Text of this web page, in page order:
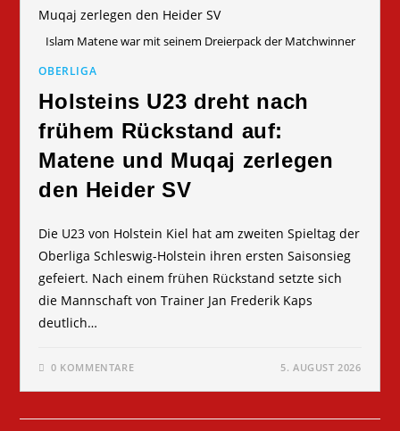
Islam Matene war mit seinem Dreierpack der Matchwinner
OBERLIGA
Holsteins U23 dreht nach
frühem Rückstand auf:
Matene und Muqaj zerlegen
den Heider SV
Die U23 von Holstein Kiel hat am zweiten Spieltag der
Oberliga Schleswig-Holstein ihren ersten Saisonsieg
gefeiert. Nach einem frühen Rückstand setzte sich
die Mannschaft von Trainer Jan Frederik Kaps
deutlich…
0 KOMMENTARE 5. AUGUST 2026